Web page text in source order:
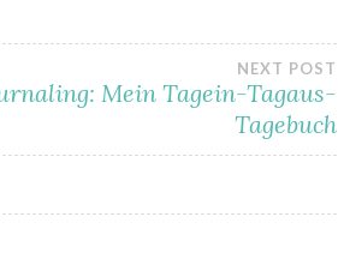
NEXT POST
Mein Tagein-Tagaus-
Tagebuch